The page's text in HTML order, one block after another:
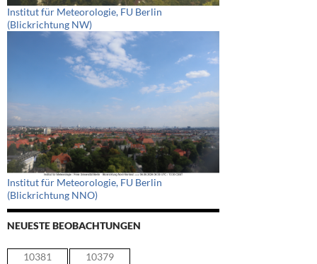
Institut für Meteorologie, FU Berlin
(Blickrichtung NW)
Institut für Meteorologie, FU Berlin
(Blickrichtung NNO)
NEUESTE BEOBACHTUNGEN
10381 10379